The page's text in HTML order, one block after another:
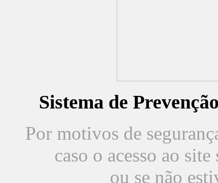
Sistema de
Por motivos de
caso o acesso ao
ou se não